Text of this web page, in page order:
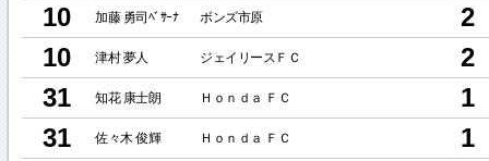
10
加藤 勇司ﾍﾞｻｰﾅ ボンズ市原
2
10
津村 夢人 ジェイリースＦＣ
2
31
知花 康士朗 Ｈｏｎｄａ ＦＣ
1
31
佐々木 俊輝 Ｈｏｎｄａ ＦＣ
1